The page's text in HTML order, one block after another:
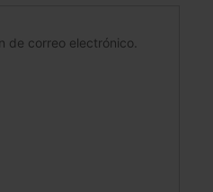
de correo electrónico.